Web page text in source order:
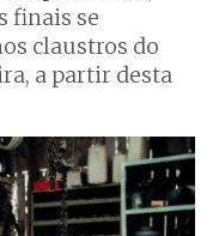
finais se
claustros do
a partir desta